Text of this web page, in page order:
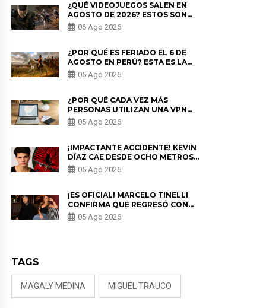
¿QUÉ VIDEOJUEGOS SALEN EN
AGOSTO DE 2026? ESTOS SON
LOS ESTRENOS MÁS ESPERADOS
06 Ago 2026
¿POR QUÉ ES FERIADO EL 6 DE
AGOSTO EN PERÚ? ESTA ES LA
HISTORIA
05 Ago 2026
¿POR QUÉ CADA VEZ MÁS
PERSONAS UTILIZAN UNA VPN
PARA PROTEGER SU
PRIVACIDAD?
05 Ago 2026
¡IMPACTANTE ACCIDENTE! KEVIN
DÍAZ CAE DESDE OCHO METROS
EN “ESTO ES GUERRA” Y GENERA
PREOCUPACIÓN
05 Ago 2026
¡ES OFICIAL! MARCELO TINELLI
CONFIRMA QUE REGRESÓ CON
MILETT FIGUEROA: “EL AMOR
PUDO MÁS”
05 Ago 2026
TAGS
MAGALY MEDINA MIGUEL TRAUCO